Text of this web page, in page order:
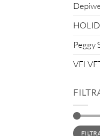
Peggy
Prezzo
Min
Prezzo
Max